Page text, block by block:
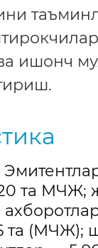
ишонч
та МЧЖ;
та (МЧЖ);